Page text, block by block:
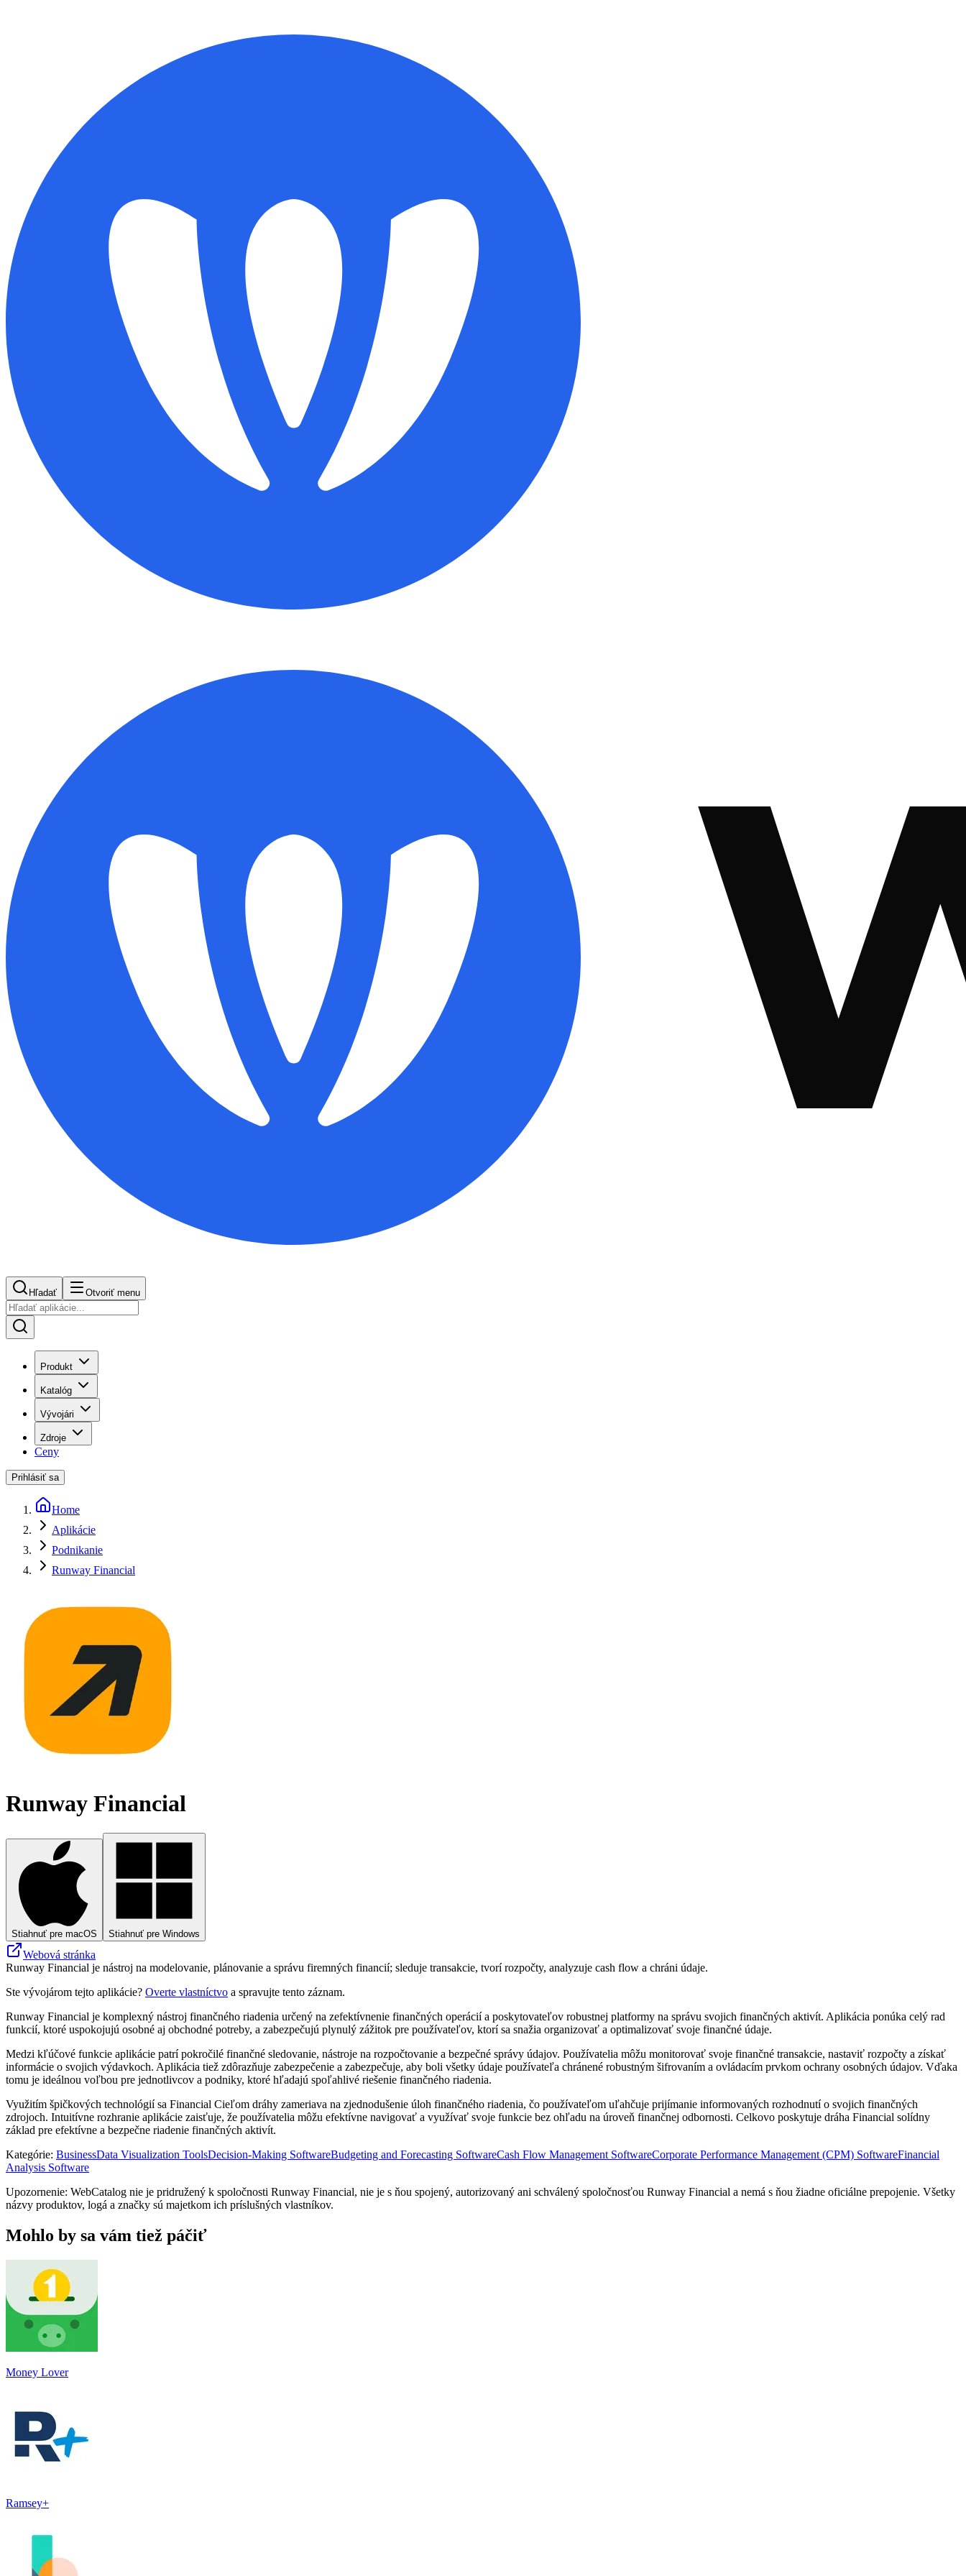
Hľadať Otvoriť menu
Produkt
Katalóg
Vývojári
Zdroje
Ceny
Prihlásiť sa
Home
Aplikácie
Podnikanie
Runway Financial
Runway Financial
Stiahnuť pre macOS Stiahnuť pre Windows
Webová stránka
Runway Financial je nástroj na modelovanie, plánovanie a správu firemných financií; sleduje transakcie, tvorí rozpočty, analyzuje cash flow a chráni údaje.
Ste vývojárom tejto aplikácie? Overte vlastníctvo a spravujte tento záznam.
Runway Financial je komplexný nástroj finančného riadenia určený na zefektívnenie finančných operácií a poskytovateľov robustnej platformy na správu svojich finančných aktivít. Aplikácia ponúka celý rad
funkcií, ktoré uspokojujú osobné aj obchodné potreby, a zabezpečujú plynulý zážitok pre používateľov, ktorí sa snažia organizovať a optimalizovať svoje finančné údaje.
Medzi kľúčové funkcie aplikácie patrí pokročilé finančné sledovanie, nástroje na rozpočtovanie a bezpečné správy údajov. Používatelia môžu monitorovať svoje finančné transakcie, nastaviť rozpočty a získať
informácie o svojich výdavkoch. Aplikácia tiež zdôrazňuje zabezpečenie a zabezpečuje, aby boli všetky údaje používateľa chránené robustným šifrovaním a ovládacím prvkom ochrany osobných údajov. Vďaka
tomu je ideálnou voľbou pre jednotlivcov a podniky, ktoré hľadajú spoľahlivé riešenie finančného riadenia.
Využitím špičkových technológií sa Financial Cieľom dráhy zameriava na zjednodušenie úloh finančného riadenia, čo používateľom uľahčuje prijímanie informovaných rozhodnutí o svojich finančných
zdrojoch. Intuitívne rozhranie aplikácie zaisťuje, že používatelia môžu efektívne navigovať a využívať svoje funkcie bez ohľadu na úroveň finančnej odbornosti. Celkovo poskytuje dráha Financial solídny
základ pre efektívne a bezpečne riadenie finančných aktivít.
Kategórie: BusinessData Visualization ToolsDecision-Making SoftwareBudgeting and Forecasting SoftwareCash Flow Management SoftwareCorporate Performance Management (CPM) SoftwareFinancial
Analysis Software
Upozornenie: WebCatalog nie je pridružený k spoločnosti Runway Financial, nie je s ňou spojený, autorizovaný ani schválený spoločnosťou Runway Financial a nemá s ňou žiadne oficiálne prepojenie. Všetky
názvy produktov, logá a značky sú majetkom ich príslušných vlastníkov.
Mohlo by sa vám tiež páčiť
Money Lover
Ramsey+